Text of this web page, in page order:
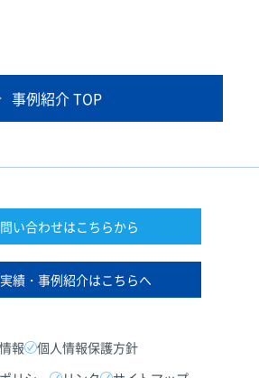
事例紹介 TOP
い合わせはこちらから
績・事例紹介はこちらへ
報
個人情報保護方針